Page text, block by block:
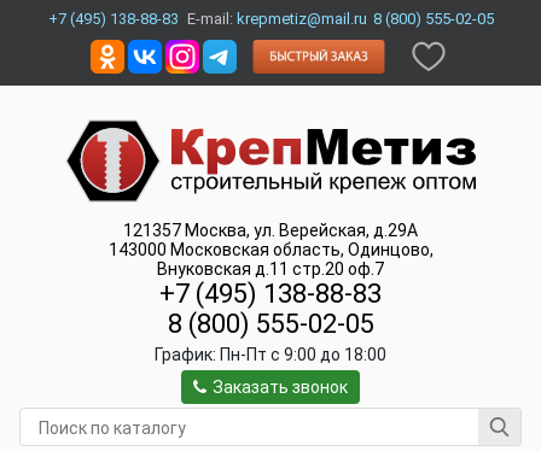
+7 (495) 138-88-83 E-mail: krepmetiz@mail.ru 8 (800) 555-02-05
121357 Москва, ул. Верейская, д.29А
143000 Московская область, Одинцово,
Внуковская д.11 стр.20 оф.7
+7 (495) 138-88-83
8 (800) 555-02-05
График: Пн-Пт c 9:00 до 18:00
Заказать звонок